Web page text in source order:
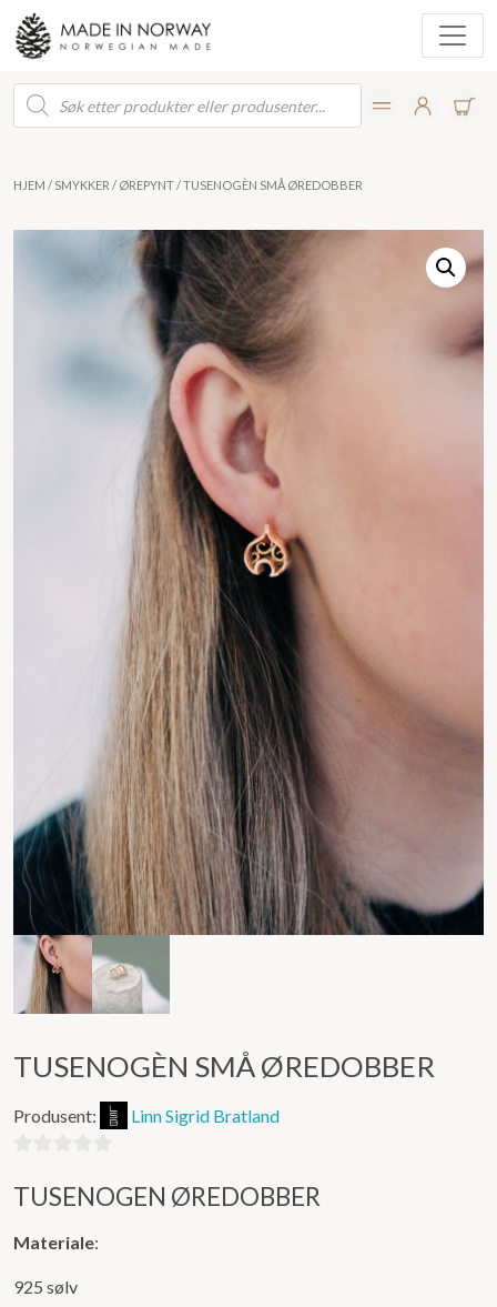
Products
search
HJEM / SMYKKER / ØREPYNT/ TUSENOGÈN SMÅ ØREDOBBER
TUSENOGÈN SMÅ ØREDOBBER
Produsent: Linn Sigrid Bratland
5
TUSENOGEN ØREDOBBER
Materiale:
925 sølv